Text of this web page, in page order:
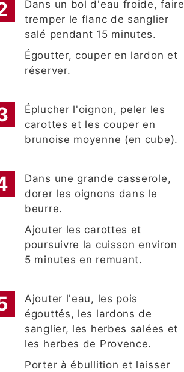
Dans un bol d'eau froide, faire
tremper le flanc de sanglier
salé pendant 15 minutes.
Égoutter, couper en lardon et
réserver.
Éplucher l'oignon, peler les
carottes et les couper en
brunoise moyenne (en cube).
Dans une grande casserole,
dorer les oignons dans le
beurre.
Ajouter les carottes et
poursuivre la cuisson environ
5 minutes en remuant.
Ajouter l'eau, les pois
égouttés, les lardons de
sanglier, les herbes salées et
les herbes de Provence.
Porter à ébullition et laisser